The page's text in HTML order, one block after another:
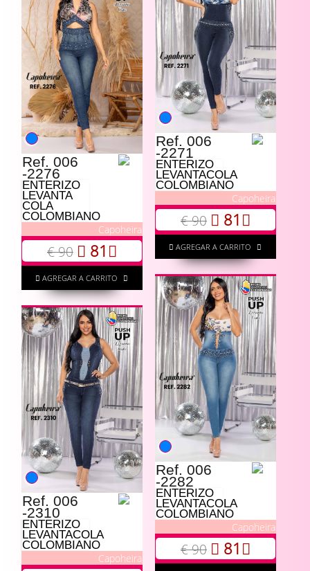
Ref. 006
-2271
ENTERIZO
LEVANTACOLA
COLOMBIANO
Capoheira
€ 90 81
AGREGAR A CARRITO
Ref. 006
-2276
ENTERIZO
LEVANTA
COLA
COLOMBIANO
Capoheira
€ 90 81
AGREGAR A CARRITO
Ref. 006
-2282
ENTERIZO
LEVANTACOLA
COLOMBIANO
Capoheira
€ 90 81
Ref. 006
-2310
ENTERIZO
LEVANTACOLA
COLOMBIANO
Capoheira